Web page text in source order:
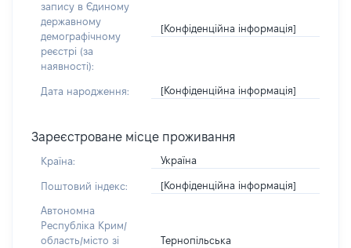
запису в Єдиному
державному
демографічному
реєстрі (за
наявності):
[Конфіденційна інформація]
Дата народження: [Конфіденційна інформація]
Зареєстроване місце проживання
Країна: Україна
Поштовий індекс: [Конфіденційна інформація]
Автономна
Республіка Крим/
область/місто зі
Тернопільська